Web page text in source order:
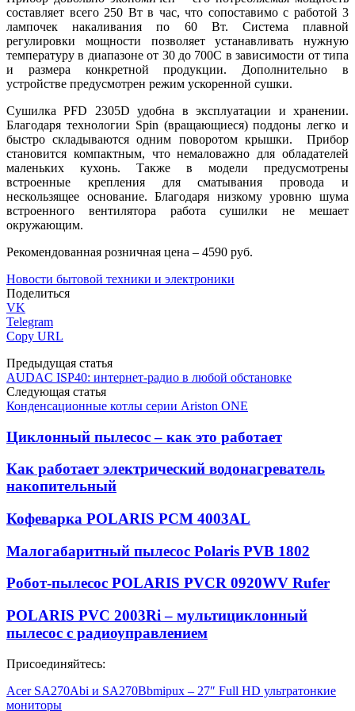
составляет всего 250 Вт в час, что сопоставимо с работой 3
лампочек накаливания по 60 Вт. Система плавной
регулировки мощности позволяет устанавливать нужную
температуру в диапазоне от 30 до 700С в зависимости от типа
и размера конкретной продукции. Дополнительно в
устройстве предусмотрен режим ускоренной сушки.
Сушилка PFD 2305D удобна в эксплуатации и хранении.
Благодаря технологии Spin (вращающиеся) поддоны легко и
быстро складываются одним поворотом крышки. Прибор
становится компактным, что немаловажно для обладателей
маленьких кухонь. Также в модели предусмотрены
встроенные крепления для сматывания провода и
нескользящее основание. Благодаря низкому уровню шума
встроенного вентилятора работа сушилки не мешает
окружающим.
Рекомендованная розничная цена – 4590 руб.
Новости бытовой техники и электроники
Поделиться
VK
Telegram
Copy URL
Предыдущая статья
AUDAC ISP40: интернет-радио в любой обстановке
Следующая статья
Конденсационные котлы серии Ariston ONE
Циклонный пылесос – как это работает
Как работает электрический водонагреватель
накопительный
Кофеварка POLARIS PCM 4003AL
Малогабаритный пылесос Polaris PVB 1802
Робот-пылесос POLARIS PVCR 0920WV Rufer
POLARIS PVC 2003Ri – мультициклонный
пылесос с радиоуправлением
Присоединяйтесь:
Acer SA270Abi и SA270Bbmipux – 27″ Full HD ультратонкие
мониторы